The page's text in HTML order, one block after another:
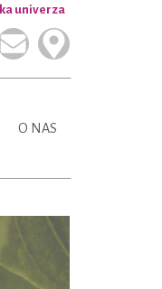
univerza
O NAS